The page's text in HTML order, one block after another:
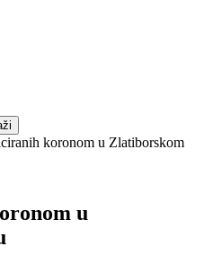
koronom u Zlatiborskom
u